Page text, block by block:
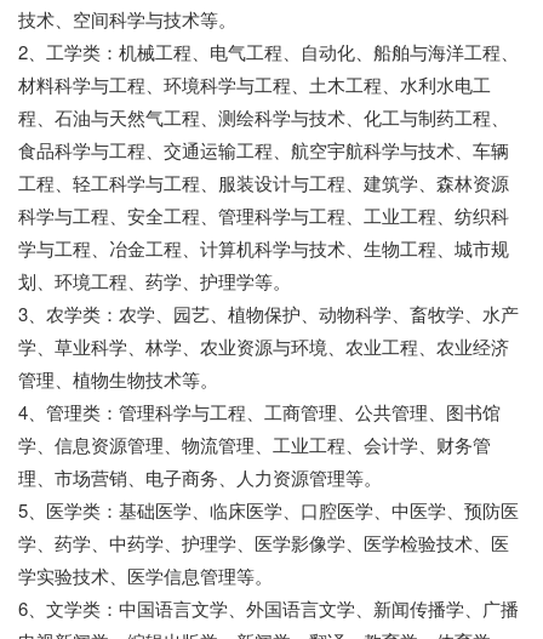
技术、空间科学与技术等。
2、工学类：机械工程、电气工程、自动化、船舶与海洋工程、
材料科学与工程、环境科学与工程、土木工程、水利水电工
程、石油与天然气工程、测绘科学与技术、化工与制药工程、
食品科学与工程、交通运输工程、航空宇航科学与技术、车辆
工程、轻工科学与工程、服装设计与工程、建筑学、森林资源
科学与工程、安全工程、管理科学与工程、工业工程、纺织科
学与工程、冶金工程、计算机科学与技术、生物工程、城市规
划、环境工程、药学、护理学等。
3、农学类：农学、园艺、植物保护、动物科学、畜牧学、水产
学、草业科学、林学、农业资源与环境、农业工程、农业经济
管理、植物生物技术等。
4、管理类：管理科学与工程、工商管理、公共管理、图书馆
学、信息资源管理、物流管理、工业工程、会计学、财务管
理、市场营销、电子商务、人力资源管理等。
5、医学类：基础医学、临床医学、口腔医学、中医学、预防医
学、药学、中药学、护理学、医学影像学、医学检验技术、医
学实验技术、医学信息管理等。
6、文学类：中国语言文学、外国语言文学、新闻传播学、广播